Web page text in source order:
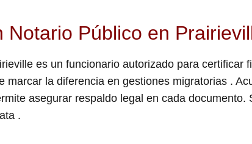
Notario Público en
es un funcionario autorizado para
marcar la diferencia en gestiones migratorias .
asegurar respaldo legal en cada
.